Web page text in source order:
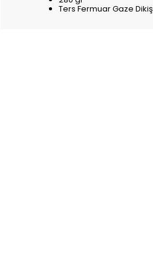
Ters Fermuar Gaze Dikiş